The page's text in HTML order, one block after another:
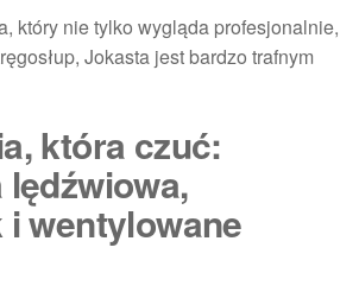
który nie tylko wygląda profesjonalnie,
Jokasta jest bardzo trafnym
która czuć:
i wentylowane